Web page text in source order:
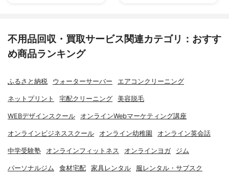
不用品回収・買取サービス関連カテゴリ：おすす
め商品ランキング
ふるさと納税 ウォーターサーバー エアコンクリーニング
ネットプリント 宅配クリーニング 美容脱毛
WEBデザインスクール オンラインWebマーケティング講座
オンラインビジネススクール オンライン幼稚園 オンライン英会話
中学受験塾 オンラインフィットネス オンラインヨガ ジム
パーソナルジム 食材宅配 家具レンタル 服レンタル・サブスク